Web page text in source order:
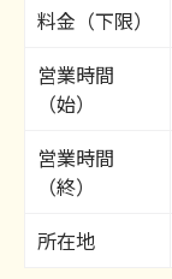
料金（下限）
営業時間
（始）
営業時間
（終）
所在地